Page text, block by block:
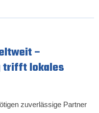
–
trifft lokales
zuverlässige Partner